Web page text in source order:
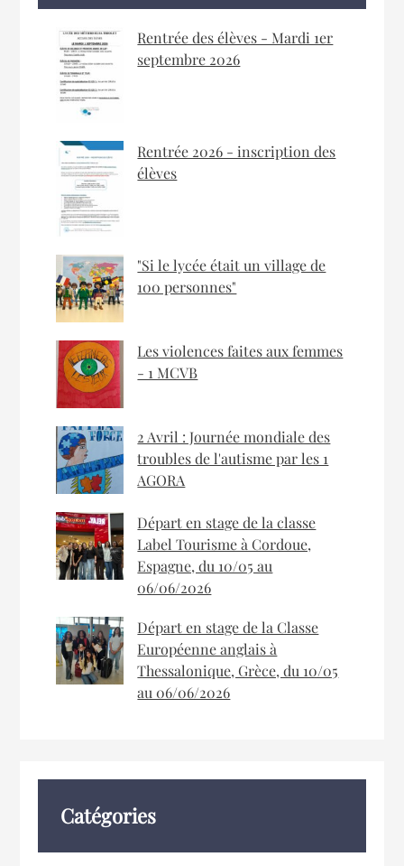
Rentrée des élèves - Mardi 1er
septembre 2026
Rentrée 2026 - inscription des
élèves
"Si le lycée était un village de
100 personnes"
Les violences faites aux femmes
- 1 MCVB
2 Avril : Journée mondiale des
troubles de l'autisme par les 1
AGORA
Départ en stage de la classe
Label Tourisme à Cordoue,
Espagne, du 10/05 au
06/06/2026
Départ en stage de la Classe
Européenne anglais à
Thessalonique, Grèce, du 10/05
au 06/06/2026
Catégories